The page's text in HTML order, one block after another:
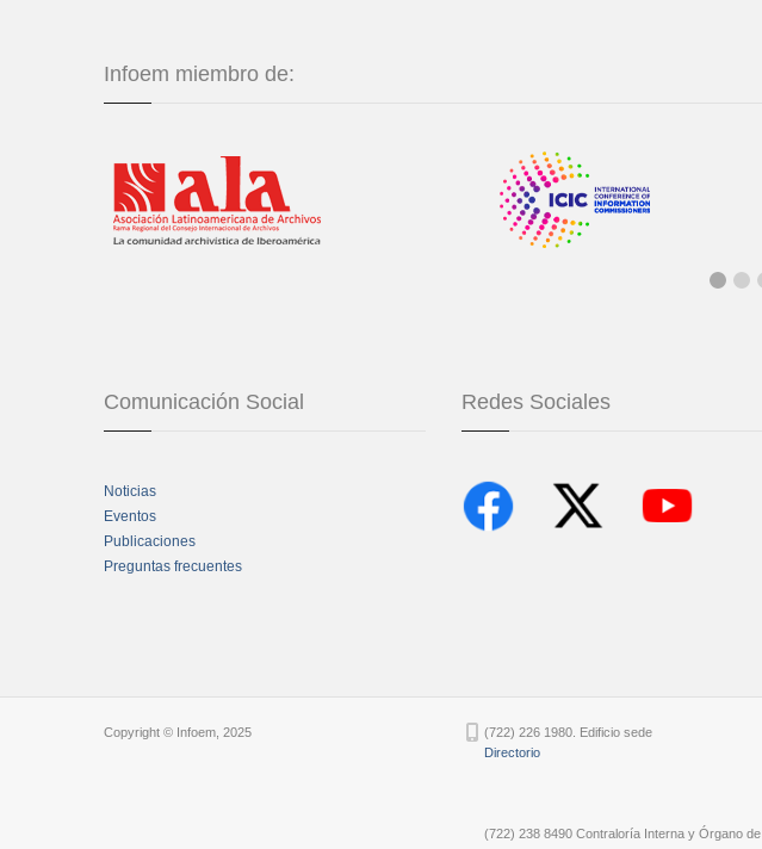
Infoem miembro de:
Comunicación Social
Noticias
Eventos
Publicaciones
Preguntas frecuentes
Redes Sociales
Copyright © Infoem, 2025
(722) 226 1980. Edificio sede
Directorio
(722) 238 8490 Contraloría Interna y Órgano de